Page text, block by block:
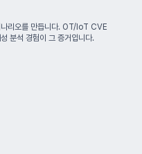
나리오를 만듭니다. OT/IoT CVE
분석 경험이 그 증거입니다.